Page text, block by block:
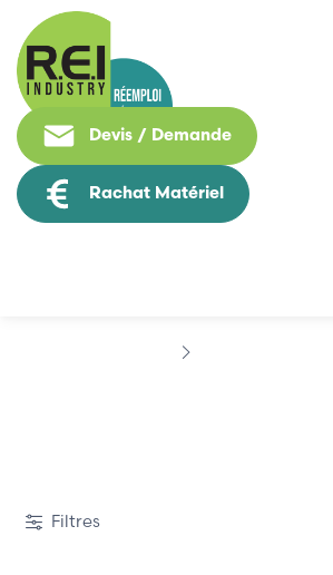
Devis / Demande
Rachat Matériel
Filtres